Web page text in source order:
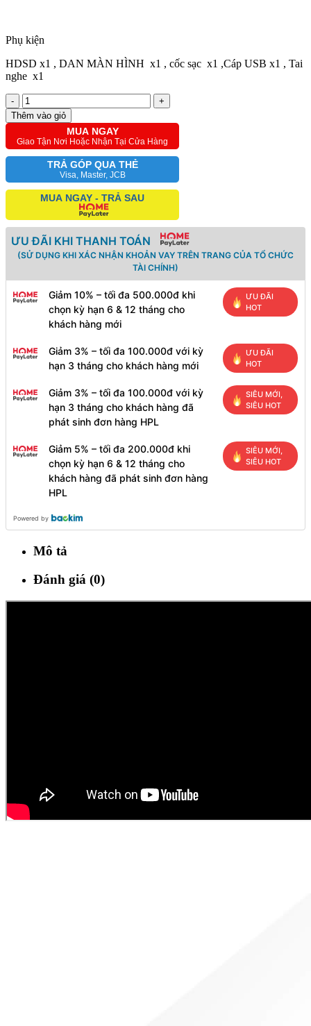
Phụ kiện
HDSD x1 , DAN MÀN HÌNH x1 , cốc sạc x1 ,Cáp USB x1 , Tai
nghe x1
-
+
Thêm vào giỏ
MUA NGAY
Giao Tận Nơi Hoặc Nhận Tại Cửa Hàng
TRẢ GÓP QUA THẺ
Visa, Master, JCB
MUA NGAY - TRẢ SAU
ƯU ĐÃI KHI THANH TOÁN
(SỬ DỤNG KHI XÁC NHẬN KHOẢN VAY TRÊN TRANG CỦA TỔ CHỨC
TÀI CHÍNH)
Giảm 10% – tối đa 500.000đ khi
chọn kỳ hạn 6 & 12 tháng cho
khách hàng mới
ƯU ĐÃI
HOT
Giảm 3% – tối đa 100.000đ với kỳ
hạn 3 tháng cho khách hàng mới
ƯU ĐÃI
HOT
Giảm 3% – tối đa 100.000đ với kỳ
hạn 3 tháng cho khách hàng đã
phát sinh đơn hàng HPL
SIÊU MỚI,
SIÊU HOT
Giảm 5% – tối đa 200.000đ khi
chọn kỳ hạn 6 & 12 tháng cho
khách hàng đã phát sinh đơn hàng
HPL
SIÊU MỚI,
SIÊU HOT
Powered by
Mô tả
Đánh giá (0)